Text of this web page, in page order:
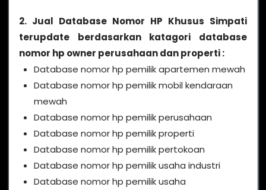
2. Jual Database Nomor HP Khusus Simpati
terupdate berdasarkan katagori database
nomor hp owner perusahaan dan properti :
Database nomor hp pemilik apartemen mewah
Database nomor hp pemilik mobil kendaraan
mewah
Database nomor hp pemilik perusahaan
Database nomor hp pemilik properti
Database nomor hp pemilik pertokoan
Database nomor hp pemilik usaha industri
Database nomor hp pemilik usaha